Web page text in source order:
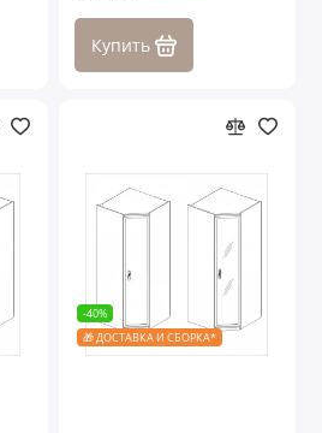
Купить
-40%
🎁 ДОСТАВКА И СБОРКА*